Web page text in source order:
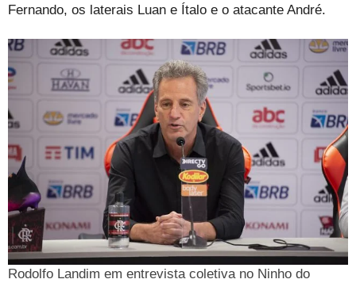
Fernando, os laterais Luan e Ítalo e o atacante André.
Rodolfo Landim em entrevista coletiva no Ninho do